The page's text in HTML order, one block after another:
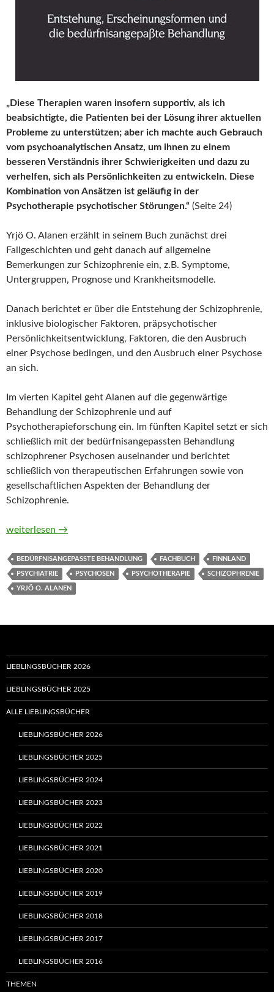
„Diese Therapien waren insofern supportiv, als ich
beabsichtigte, die Patienten bei der Lösung ihrer aktuellen
Probleme zu unterstützen; aber ich machte auch Gebrauch
vom psychoanalytischen Ansatz, um ihnen zu einem
besseren Verständnis ihrer Schwierigkeiten und dazu zu
verhelfen, sich als Persönlichkeiten zu entwickeln. Diese
Kombination von Ansätzen ist geläufig in der
Psychotherapie psychotischer Störungen.“ (Seite 24)
Yrjö O. Alanen erzählt in seinem Buch zunächst drei
Fallgeschichten und geht danach auf allgemeine
Bemerkungen zur Schizophrenie ein, z.B. Symptome,
Untergruppen, Prognose und Krankheitsmodelle.
Danach berichtet er über die Entstehung der Schizophrenie,
inklusive biologischer Faktoren, präpsychotischer
Persönlichkeitsentwicklung, Faktoren, die den Ausbruch
einer Psychose bedingen, und den Ausbruch einer Psychose
an sich.
Im vierten Kapitel geht Alanen auf die gegenwärtige
Behandlung der Schizophrenie und auf
Psychotherapieforschung ein. Im fünften Kapitel setzt er sich
schließlich mit der bedürfnisangepassten Behandlung
schizophrener Psychosen auseinander und berichtet
schließlich von therapeutischen Erfahrungen sowie von
gesellschaftlichen Aspekten der Behandlung der
Schizophrenie.
Schizophrenie. Entstehung, Erscheinungsformen und die
weiterlesen →
BEDÜRFNISANGEPASSTE BEHANDLUNG FACHBUCH FINNLAND
PSYCHIATRIE PSYCHOSEN PSYCHOTHERAPIE SCHIZOPHRENIE
YRJÖ O. ALANEN
LIEBLINGSBÜCHER 2026
LIEBLINGSBÜCHER 2025
ALLE LIEBLINGSBÜCHER
LIEBLINGSBÜCHER 2026
LIEBLINGSBÜCHER 2025
LIEBLINGSBÜCHER 2024
LIEBLINGSBÜCHER 2023
LIEBLINGSBÜCHER 2022
LIEBLINGSBÜCHER 2021
LIEBLINGSBÜCHER 2020
LIEBLINGSBÜCHER 2019
LIEBLINGSBÜCHER 2018
LIEBLINGSBÜCHER 2017
LIEBLINGSBÜCHER 2016
THEMEN